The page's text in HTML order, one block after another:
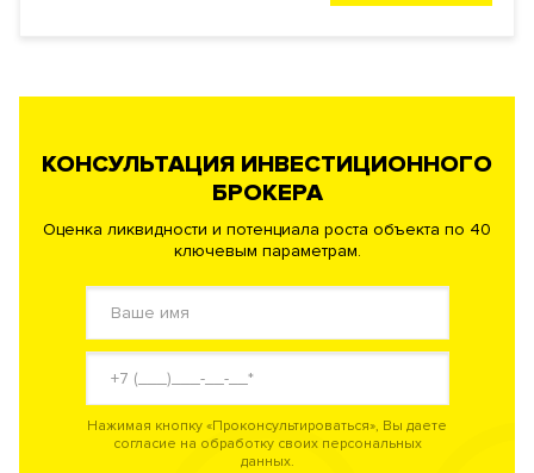
КОНСУЛЬТАЦИЯ ИНВЕСТИЦИОННОГО
БРОКЕРА
Оценка ликвидности и потенциала роста объекта по 40
ключевым параметрам.
Нажимая кнопку «Проконсультироваться», Вы даете
согласие на обработку своих персональных
данных.